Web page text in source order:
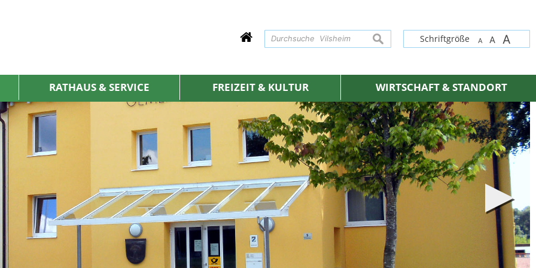
Schriftgröße A A A
suchen
RATHAUS & SERVICE FREIZEIT & KULTUR WIRTSCHAFT & STANDORT